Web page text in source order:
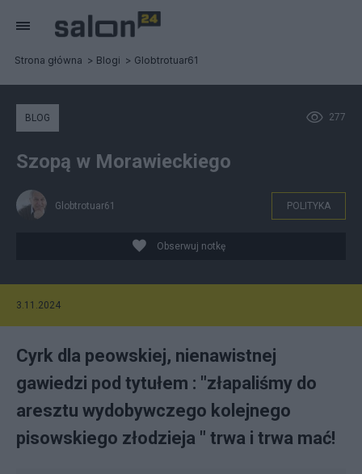
Strona główna Blogi Globtrotuar61
277
BLOG
Szopą w Morawieckiego
Globtrotuar61 POLITYKA
Obserwuj notkę
3.11.2024
Cyrk dla peowskiej, nienawistnej
gawiedzi pod tytułem : "złapaliśmy do
aresztu wydobywczego kolejnego
pisowskiego złodzieja " trwa i trwa mać!